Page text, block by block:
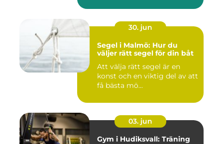
30. jun
Segel i Malmö: Hur du
väljer rätt segel för din båt
Att välja rätt segel är en
konst och en viktig del av att
få bästa mö...
03. jun
Gym i Hudiksvall: Träning